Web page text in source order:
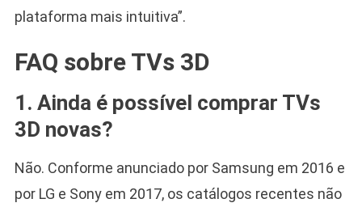
plataforma mais intuitiva”.
FAQ sobre TVs 3D
1. Ainda é possível comprar TVs
3D novas?
Não. Conforme anunciado por Samsung em 2016 e
por LG e Sony em 2017, os catálogos recentes não